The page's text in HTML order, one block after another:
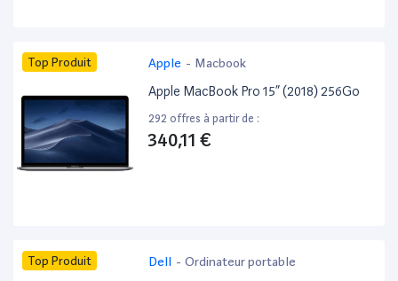
Top Produit Apple - Macbook
Apple MacBook Pro 15” (2018) 256Go
292 offres à partir de :
340,11 €
Top Produit Dell - Ordinateur portable